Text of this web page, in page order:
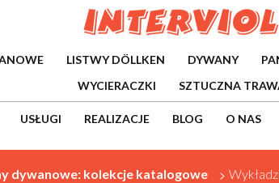
LISTWY DÖLLKEN DYWANY
WYCIERACZKI
SZTUCZNA
USŁUGI REALIZACJE BLOG O NAS
dywanowe: kolekcje katalogowe >